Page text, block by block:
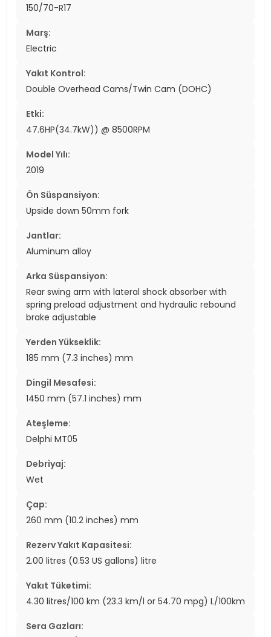
150/70-R17
Marş:
Electric
Yakıt Kontrol:
Double Overhead Cams/Twin Cam (DOHC)
Etki:
47.6HP(34.7kW)) @ 8500RPM
Model Yılı:
2019
Ön Süspansiyon:
Upside down 50mm fork
Jantlar:
Aluminum alloy
Arka Süspansiyon:
Rear swing arm with lateral shock absorber with
spring preload adjustment and hydraulic rebound
brake adjustable
Yerden Yükseklik:
185 mm (7.3 inches) mm
Dingil Mesafesi:
1450 mm (57.1 inches) mm
Ateşleme:
Delphi MT05
Debriyaj:
Wet
Çap:
260 mm (10.2 inches) mm
Rezerv Yakıt Kapasitesi:
2.00 litres (0.53 US gallons) litre
Yakıt Tüketimi:
4.30 litres/100 km (23.3 km/l or 54.70 mpg) L/100km
Sera Gazları: